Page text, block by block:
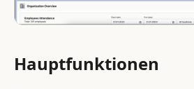
Hauptfunktionen